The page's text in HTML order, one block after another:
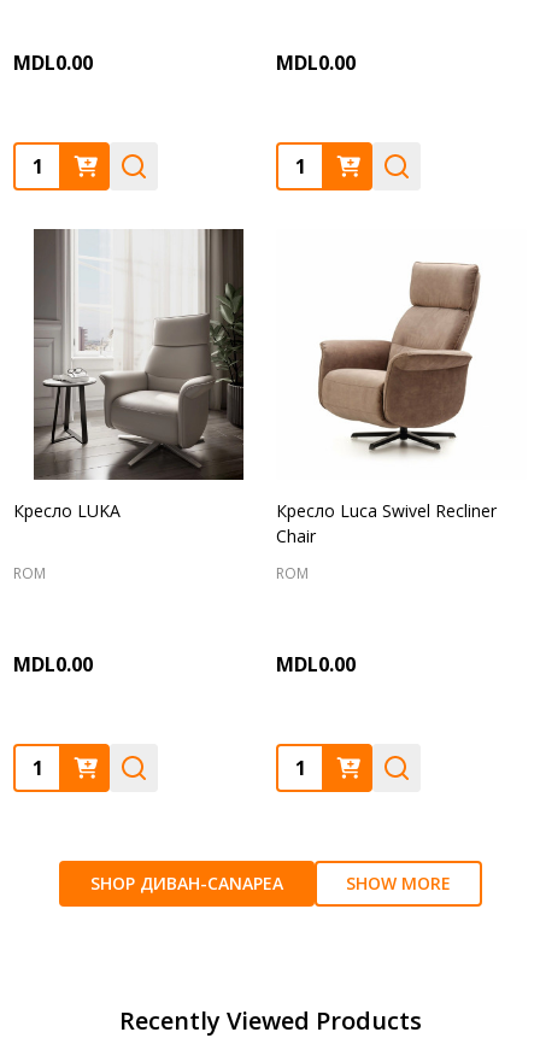
MDL0.00
Quantity:
MDL0.00
Quantity:
Кресло LUKA
ROM
MDL0.00
Quantity:
Кресло Luca Swivel Recliner
Chair
ROM
MDL0.00
Quantity:
SHOP ДИВАН-CANAPEA SHOW MORE
Recently Viewed Products